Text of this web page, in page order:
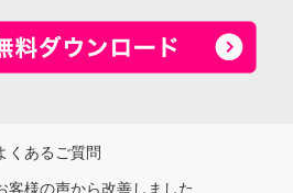
くあるご質問
客様の声から改善しました